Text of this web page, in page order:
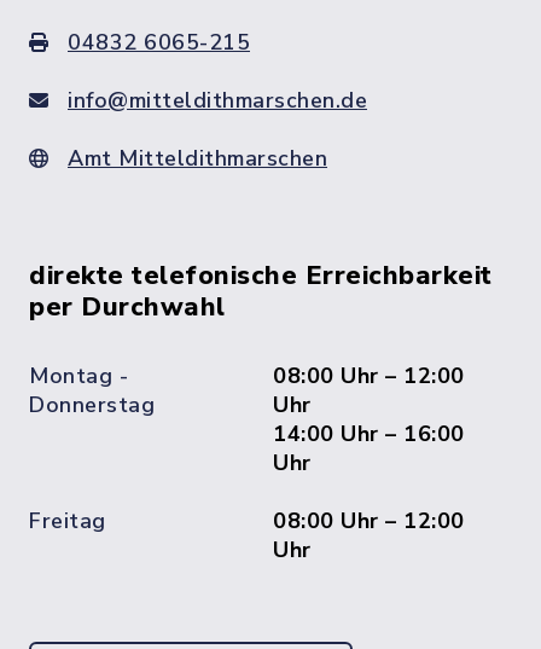
04832 6065-215
info@mitteldithmarschen.de
Amt Mitteldithmarschen
direkte telefonische Erreichbarkeit
per Durchwahl
Montag -
Donnerstag
08:00 Uhr – 12:00
Uhr
14:00 Uhr – 16:00
Uhr
Freitag
08:00 Uhr – 12:00
Uhr